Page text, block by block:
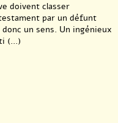
doivent classer
par un défunt
un sens. Un ingénieux
(...)